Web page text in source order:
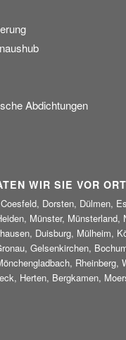
Abdichtungen
WIR SIE VOR ORT
Dorsten, Dülmen,
Münster, Münsterland,
Duisburg, Mülheim,
Gelsenkirchen,
Rheinberg,
Herten, Bergkamen,